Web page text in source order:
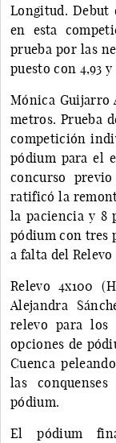
Longitud. Debut
en esta
prueba por las
puesto con 4,93
Mónica Guijarro
metros. Prueba
competición
pódium para el
concurso
ratificó la
la paciencia y 8
pódium con tres
a falta del Relevo
Relevo 4x100
Alejandra
relevo para los
opciones de
Cuenca
las
pódium.
El pódium